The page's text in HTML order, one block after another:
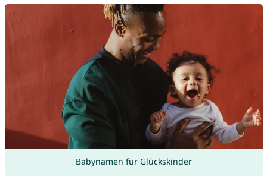
Babynamen für Glückskinder